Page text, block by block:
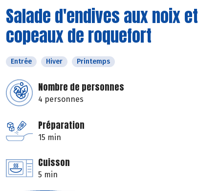
Salade d'endives aux noix et
copeaux de roquefort
Entrée Hiver Printemps
Nombre de personnes
4 personnes
Préparation
15 min
Cuisson
5 min